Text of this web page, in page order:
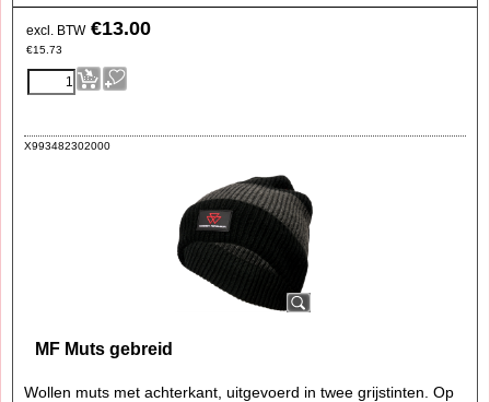
excl. BTW €13.00
€15.73
X993482302000
MF Muts gebreid
Wollen muts met achterkant, uitgevoerd in twee grijstinten. Op